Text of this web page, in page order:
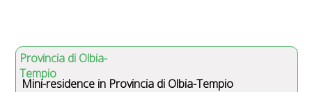
Provincia di Olbia-
Tempio
Mini-residence in Provincia di Olbia-Tempio